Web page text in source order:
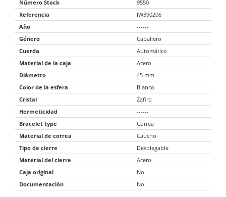
Número Stock
9550
Referencia
IW390206
Año
------
Género
Caballero
Cuerda
Automático
Material de la caja
Acero
Diámetro
45 mm
Color de la esfera
Blanco
Cristal
Zafiro
Hermeticidad
------
Bracelet type
Correa
Material de correa
Caucho
Tipo de cierre
Desplegable
Material del cierre
Acero
Caja original
No
Documentación
No